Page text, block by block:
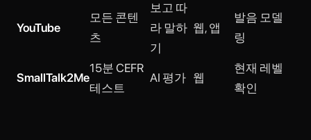
YouTube
모든 콘텐
츠
보고 따
라 말하
기
웹, 앱
발음 모델
링
SmallTalk2Me
15분 CEFR
테스트
AI 평가 웹
현재 레벨
확인